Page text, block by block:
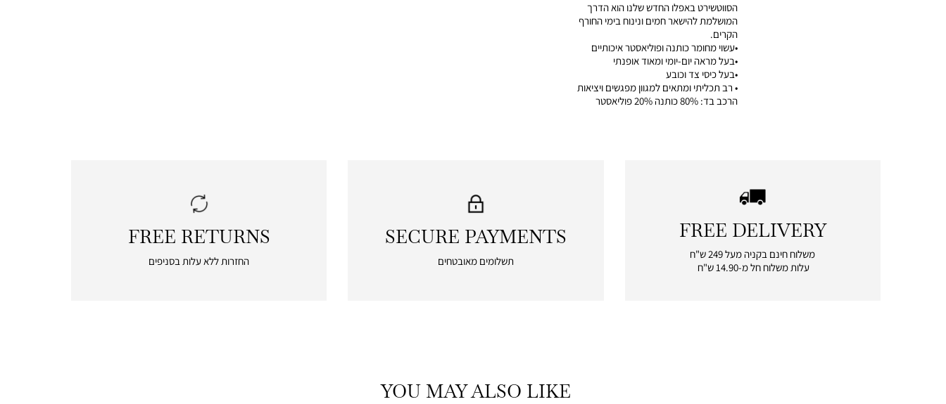
הסווטשירט באפלו החדש שלנו הוא הדרך
המושלמת להישאר חמים ונינוח בימי החורף
הקרים.
•עשוי מחומר כותנה ופוליאסטר איכותיים
•בעל מראה יום-יומי ומאוד אופנתי
•בעל כיסי צד וכובע
• רב תכליתי ומתאים למגוון מפגשים ויציאות
הרכב בד: 80% כותנה 20% פוליאסטר
|
free
delivery
FREE DELIVERY
משלוח חינם בקניה מעל 249 ש"ח
עלות משלוח חל מ-14.90 ש"ח
|
payments
SECURE PAYMENTS
תשלומים מאובטחים
|
returns
FREE RETURNS
החזרות ללא עלות בסניפים
YOU MAY ALSO LIKE